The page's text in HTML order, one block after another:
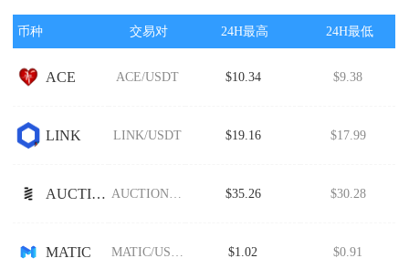
币种 交易对 24H最高 24H最低
ACE ACE/USDT $10.34 $9.38
LINK LINK/USDT $19.16 $17.99
AUCTION AUCTION/USDT $35.26 $30.28
MATIC MATIC/USDT $1.02 $0.91